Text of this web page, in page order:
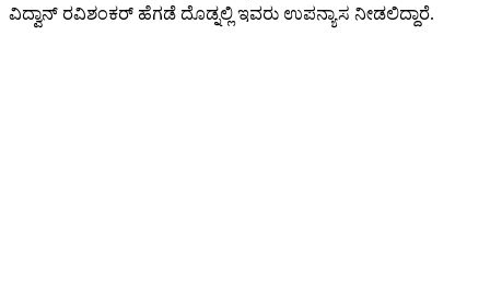
ವಿದ್ವಾನ್ ರವಿಶಂಕರ್ ಹೆಗಡೆ ದೊಡ್ನಲ್ಲಿ ಇವರು ಉಪನ್ಯಾಸ ನೀಡಲಿದ್ದಾರೆ.